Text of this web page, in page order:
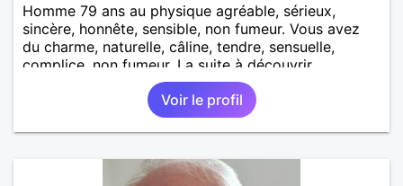
Homme 79 ans au physique agréable, sérieux,
sincère, honnête, sensible, non fumeur. Vous avez
du charme, naturelle, câline, tendre, sensuelle,
complice, non fumeur. La suite à découvrir
ensemble pour l'un comme pour l'autre.
Voir le profil